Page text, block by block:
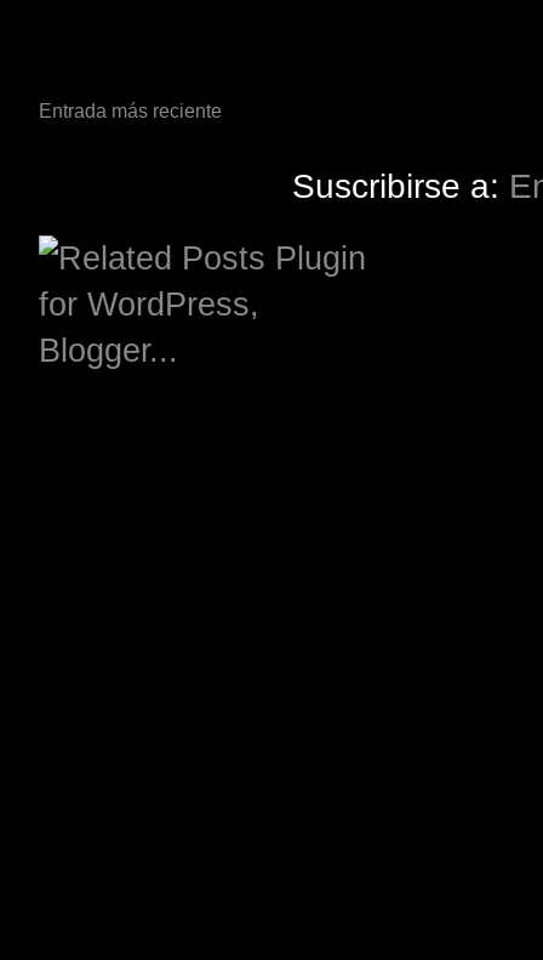
Entrada más reciente
Suscribirse a: